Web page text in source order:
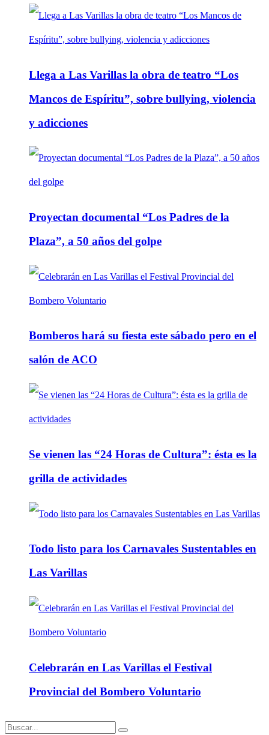
Llega a Las Varillas la obra de teatro “Los
Mancos de Espíritu”, sobre bullying, violencia
y adicciones
Proyectan documental “Los Padres de la
Plaza”, a 50 años del golpe
Bomberos hará su fiesta este sábado pero en el
salón de ACO
Se vienen las “24 Horas de Cultura”: ésta es la
grilla de actividades
Todo listo para los Carnavales Sustentables en
Las Varillas
Celebrarán en Las Varillas el Festival
Provincial del Bombero Voluntario